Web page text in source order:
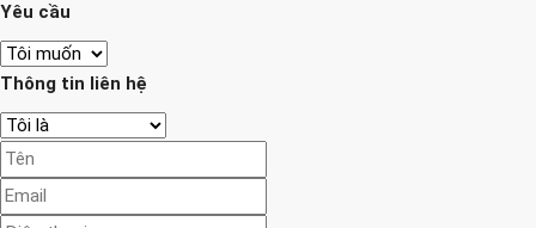
Yêu cầu
Thông tin liên hệ